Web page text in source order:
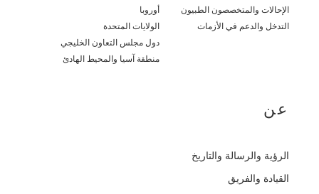
الإحالات والمتخصصون الطبيون
التدخل والدعم في الأزمات
أوروبا
الولايات المتحدة
دول مجلس التعاون الخليجي
منطقة آسيا والمحيط الهادئ
عن
الرؤية والرسالة والتاريخ
القيادة والفريق